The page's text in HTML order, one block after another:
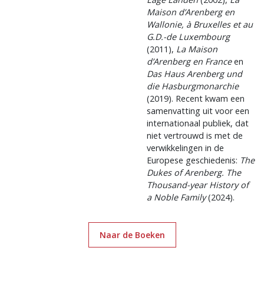
Maison d’Arenberg en
Wallonie, à Bruxelles et au
G.D.-de Luxembourg
(2011), La Maison
d’Arenberg en Franceen
Das Haus Arenberg und
die Hasburgmonarchie
(2019). Recent kwam een
samenvatting uit voor een
internationaal publiek, dat
niet vertrouwd is met de
verwikkelingen in de
Europese geschiedenis: The
Dukes of Arenberg. The
Thousand-year History of
a Noble Family(2024).
Naar de Boeken